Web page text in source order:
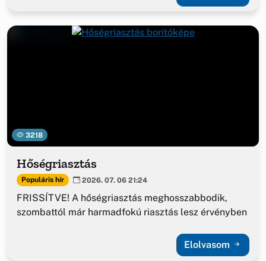
3218
Hőségriasztás
Populáris hír 2026. 07. 06 21:24
FRISSÍTVE! A hőségriasztás meghosszabbodik,
szombattól már harmadfokú riasztás lesz érvényben
Elolvasom